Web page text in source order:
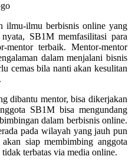
ilmu-ilmu berbisnis online yang
SB1M memfasilitasi para
mentor terbaik. Mentor-mentor
dalam menjalani bisnis
cemas bila nanti akan kesulitan
dibantu mentor, bisa dikerjakan
SB1M bisa mengundang
dalam berbisnis online.
pada wilayah yang jauh pun
siap membimbing anggota
terbatas via media online.